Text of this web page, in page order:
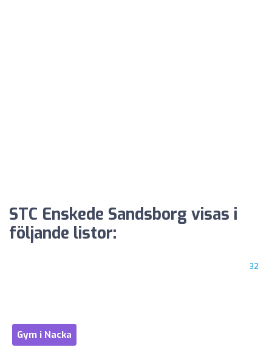
STC Enskede Sandsborg visas i
följande listor:
32
Gym i Nacka